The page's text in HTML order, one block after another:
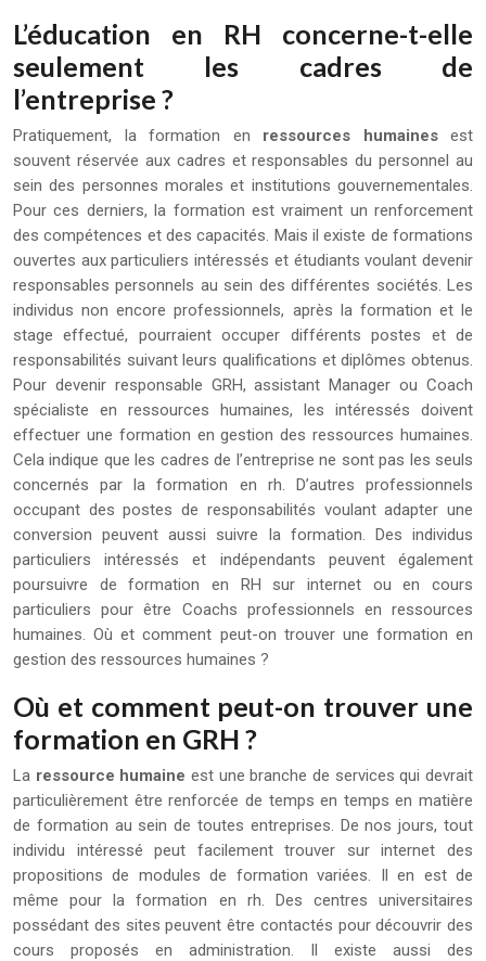
L’éducation en RH concerne-t-elle
seulement les cadres de
l’entreprise ?
Pratiquement, la formation en ressources humainesest
souvent réservée aux cadres et responsables du personnel au
sein des personnes morales et institutions gouvernementales.
Pour ces derniers, la formation est vraiment un renforcement
des compétences et des capacités. Mais il existe de formations
ouvertes aux particuliers intéressés et étudiants voulant devenir
responsables personnels au sein des différentes sociétés. Les
individus non encore professionnels, après la formation et le
stage effectué, pourraient occuper différents postes et de
responsabilités suivant leurs qualifications et diplômes obtenus.
Pour devenir responsable GRH, assistant Manager ou Coach
spécialiste en ressources humaines, les intéressés doivent
effectuer une formation en gestion des ressources humaines.
Cela indique que les cadres de l’entreprise ne sont pas les seuls
concernés par la formation en rh. D’autres professionnels
occupant des postes de responsabilités voulant adapter une
conversion peuvent aussi suivre la formation. Des individus
particuliers intéressés et indépendants peuvent également
poursuivre de formation en RH sur internet ou en cours
particuliers pour être Coachs professionnels en ressources
humaines. Où et comment peut-on trouver une formation en
gestion des ressources humaines ?
Où et comment peut-on trouver une
formation en GRH ?
La ressource humaine est une branche de services qui devrait
particulièrement être renforcée de temps en temps en matière
de formation au sein de toutes entreprises. De nos jours, tout
individu intéressé peut facilement trouver sur internet des
propositions de modules de formation variées. Il en est de
même pour la formation en rh. Des centres universitaires
possédant des sites peuvent être contactés pour découvrir des
cours proposés en administration. Il existe aussi des